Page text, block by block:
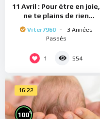
11 Avril : Pour être en joie,
ne te plains de rien
Viter7960
3 Années
Passés
1 554
16:22
100%